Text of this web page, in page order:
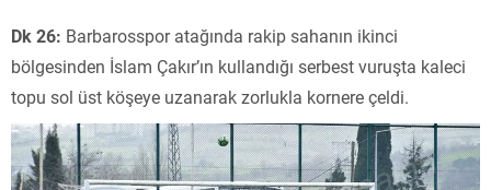
Dk 26: Barbarosspor atağında rakip sahanın ikinci
bölgesinden İslam Çakır’ın kullandığı serbest vuruşta kaleci
topu sol üst köşeye uzanarak zorlukla kornere çeldi.